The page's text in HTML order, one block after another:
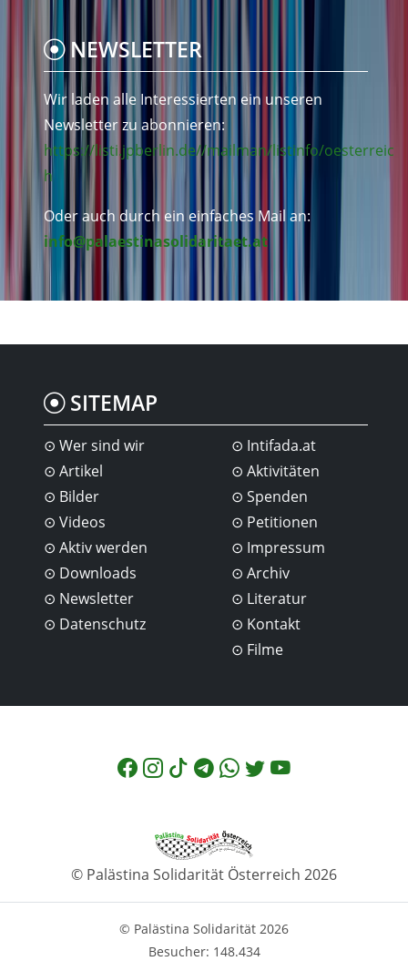
NEWSLETTER
Wir laden alle Interessierten ein unseren
Newsletter zu abonnieren:
https://listi.jpberlin.de//mailman/listinfo/oesterreic
h
Oder auch durch ein einfaches Mail an:
info@palaestinasolidaritaet.at
SITEMAP
Wer sind wir
Artikel
Bilder
Videos
Intifada.at
Aktivitäten
Spenden
Petitionen
Aktiv werden
Downloads
Newsletter
Datenschutz
Impressum
Archiv
Literatur
Kontakt
Filme
© Palästina Solidarität Österreich 2026
© Palästina Solidarität 2026
Besucher: 148.434